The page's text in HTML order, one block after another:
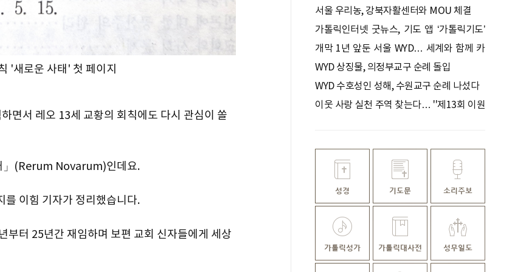
'새로운 사태' 첫 페이지
면서 레오 13세 교황의 회칙에도 다시 관심이 쏠
」(Rerum Novarum)인데요.
를 이힘 기자가 정리했습니다.
터 25년간 재임하며 보편 교회 신자들에게 세상
자
서울 우리농, 강북자활센터와 MOU 체결
가톨릭인터넷 굿뉴스, 기도 앱 ‘가톨릭기도’
출시
개막 1년 앞둔 서울 WYD… 세계와 함께 카
운트다운
WYD 상징물, 의정부교구 순례 돌입
WYD 수호성인 성해, 수원교구 순례 나섰다
이웃 사랑 실천 주역 찾는다… ''제13회 이원